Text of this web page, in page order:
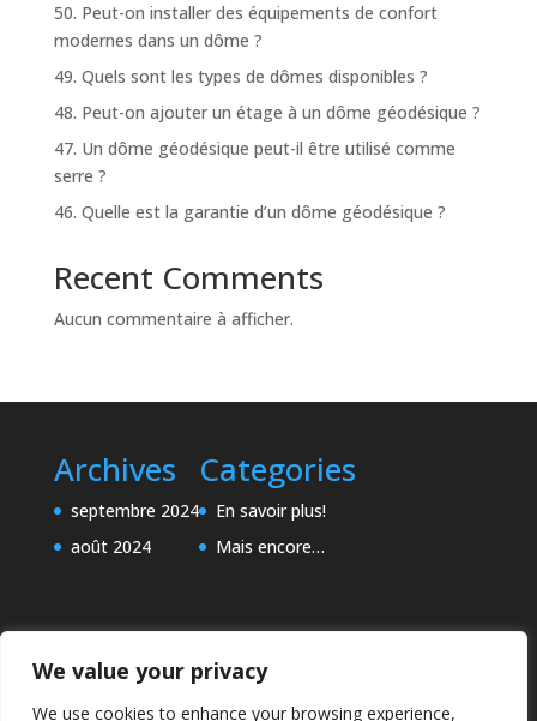
We value your privacy
We use cookies to enhance your browsing experience,
50. Peut-on installer des équipements de confort
modernes dans un dôme ?
49. Quels sont les types de dômes disponibles ?
48. Peut-on ajouter un étage à un dôme géodésique ?
47. Un dôme géodésique peut-il être utilisé comme
serre ?
46. Quelle est la garantie d’un dôme géodésique ?
Recent Comments
Aucun commentaire à afficher.
Archives
septembre 2024
août 2024
Categories
En savoir plus!
Mais encore…